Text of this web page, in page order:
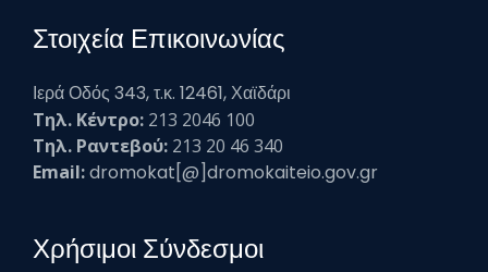
Στοιχεία Επικοινωνίας
Ιερά Οδός 343, τ.κ. 12461, Χαϊδάρι
Τηλ. Κέντρο: 213 2046 100
Τηλ. Ραντεβού: 213 20 46 340
Email:dromokat[@]dromokaiteio.gov.gr
Χρήσιμοι Σύνδεσμοι